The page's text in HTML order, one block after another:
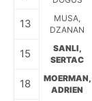
13
MUSA,
DZANAN
15
SANLI,
SERTAC
18
MOERMAN,
ADRIEN